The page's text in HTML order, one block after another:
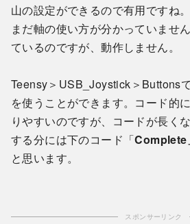
山の設定ができるので有用ですね。
まだ軸の使い方が分かっていませ
ているのですが、動作しません。
Teensy＞USB_Joystick＞Buttons
を使うことができます。コード的
りやすいのですが、コードが長く
する分には下のコード「Complete
と思います。
スポンサーリンク